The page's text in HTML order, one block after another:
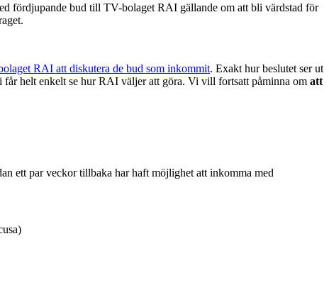
fördjupande bud till TV-bolaget RAI gällande om att bli värdstad för
RAI att diskutera de bud som inkommit. Exakt hur beslutet ser ut
får helt enkelt se hur RAI väljer att göra. Vi vill fortsatt påminna om att
ett par veckor tillbaka har haft möjlighet att inkomma med